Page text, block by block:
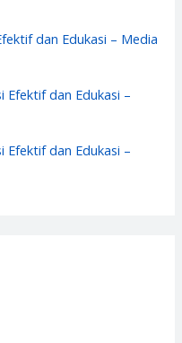
dan Edukasi – Media
Efektif dan Edukasi –
Efektif dan Edukasi –